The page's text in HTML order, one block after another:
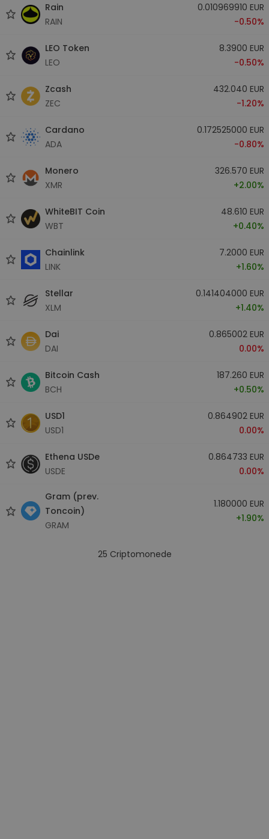
Rain
RAIN
0.010969910 EUR
-0.50%
LEO Token
LEO
8.3900 EUR
-0.50%
Zcash
ZEC
432.040 EUR
-1.20%
Cardano
ADA
0.172525000 EUR
-0.80%
Monero
XMR
326.570 EUR
+2.00%
WhiteBIT Coin
WBT
48.610 EUR
+0.40%
Chainlink
LINK
7.2000 EUR
+1.60%
Stellar
XLM
0.141404000 EUR
+1.40%
Dai
DAI
0.865002 EUR
0.00%
Bitcoin Cash
BCH
187.260 EUR
+0.50%
USD1
USD1
0.864902 EUR
0.00%
Ethena USDe
USDE
0.864733 EUR
0.00%
Gram (prev.
Toncoin)
GRAM
1.180000 EUR
+1.90%
25 Criptomonede